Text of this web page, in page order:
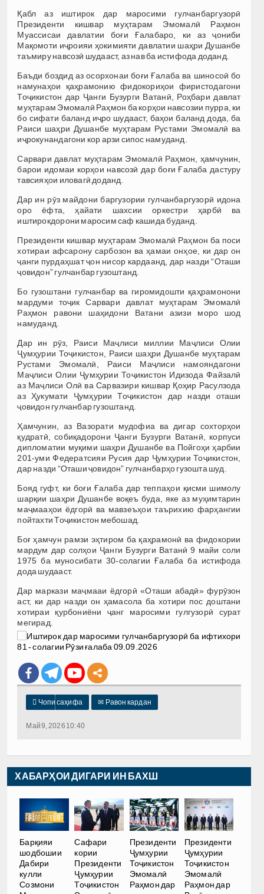
Қабл аз иштирок дар маросими гулчанбаргузорӣ
Президенти кишвар муҳтарам Эмомалӣ Раҳмон
Муассисаи давлатии боғи Ғалабаро, ки аз ҷониби
Мақомоти иҷроияи ҳокимияти давлатии шаҳри Душанбе
таъмиру навсозӣ шудааст, аз нав ба истифода доданд.
Баъди боздид аз осорхонаи боғи Ғалаба ва шиносоӣ бо
намунаҳои қаҳрамонию фидокориҳои фиристодагони
Тоҷикистон дар Ҷанги Бузурги Ватанӣ, Роҳбари давлат
муҳтарам Эмомалӣ Раҳмон ба корҳои навсозии пурра, ки
бо сифати баланд иҷро шудааст, баҳои баланд дода, ба
Раиси шаҳри Душанбе муҳтарам Рустами Эмомалӣ ва
иҷрокунандагони кор арзи сипос намуданд.
Сарвари давлат муҳтарам Эмомалӣ Раҳмон, ҳамчунин,
барои идомаи корҳои навсозӣ дар боғи Ғалаба дастуру
тавсияҳои иловагӣ доданд.
Дар ин рӯз майдони баргузории гулчанбаргузорӣ идона
оро ёфта, ҳайати шахсии оркестри ҳарбӣ ва
иштирокдорони маросим саф кашида буданд.
Президенти кишвар муҳтарам Эмомалӣ Раҳмон ба поси
хотираи афсарону сарбозон ва ҳамаи онҳое, ки дар он
ҷанги пурдаҳшат ҷон нисор кардаанд, дар назди “Оташи
ҷовидон” гулчанбар гузоштанд.
Бо гузоштани гулчанбар ва гиромидошти қаҳрамонони
мардуми тоҷик Сарвари давлат муҳтарам Эмомалӣ
Раҳмон равони шаҳидони Ватани азизи моро шод
намуданд.
Дар ин рӯз, Раиси Маҷлиси миллии Маҷлиси Олии
Ҷумҳурии Тоҷикистон, Раиси шаҳри Душанбе муҳтарам
Рустами Эмомалӣ, Раиси Маҷлиси намояндагони
Маҷлиси Олии Ҷумҳурии Тоҷикистон Идизода Файзалӣ
аз Маҷлиси Олӣ ва Сарвазири кишвар Қоҳир Расулзода
аз Ҳукумати Ҷумҳурии Тоҷикистон дар назди оташи
ҷовидон гулчанбар гузоштанд.
Ҳамчунин, аз Вазорати мудофиа ва дигар сохторҳои
қудратӣ, собиқадорони Ҷанги Бузурги Ватанӣ, корпуси
дипломатии муқими шаҳри Душанбе ва Пойгоҳи ҳарбии
201-уми Федератсияи Русия дар Ҷумҳурии Тоҷикистон,
дар назди “Оташи ҷовидон” гулчанбарҳо гузошта шуд.
Бояд гуфт, ки боғи Ғалаба дар теппаҳои қисми шимолу
шарқии шаҳри Душанбе воқеъ буда, яке аз муҳимтарин
маҷмааҳои ёдгорӣ ва мавзеъҳои таърихию фарҳангии
пойтахти Тоҷикистон мебошад.
Боғ ҳамчун рамзи эҳтиром ба қаҳрамонӣ ва фидокории
мардум дар солҳои Ҷанги Бузурги Ватанӣ 9 майи соли
1975 ба муносибати 30-солагии Ғалаба ба истифода
дода шудааст.
Дар маркази маҷмааи ёдгорӣ «Оташи абадӣ» фурӯзон
аст, ки дар назди он ҳамасола ба хотири пос доштани
хотираи қурбониёни ҷанг маросими гулгузорӣ сурат
мегирад.
 Чопи саҳифа ✉ Равон кардан
Май 9, 2026 10:40
ХАБАРҲОИ ДИГАРИ ИН БАХШ
Барқияи
шодбошии
Дабири
кулли
Созмони
Сафари
кории
Президенти
Ҷумҳурии
Тоҷикистон
Президенти
Ҷумҳурии
Тоҷикистон
Эмомалӣ
Раҳмон дар
Президенти
Ҷумҳурии
Тоҷикистон
Эмомалӣ
Раҳмон дар